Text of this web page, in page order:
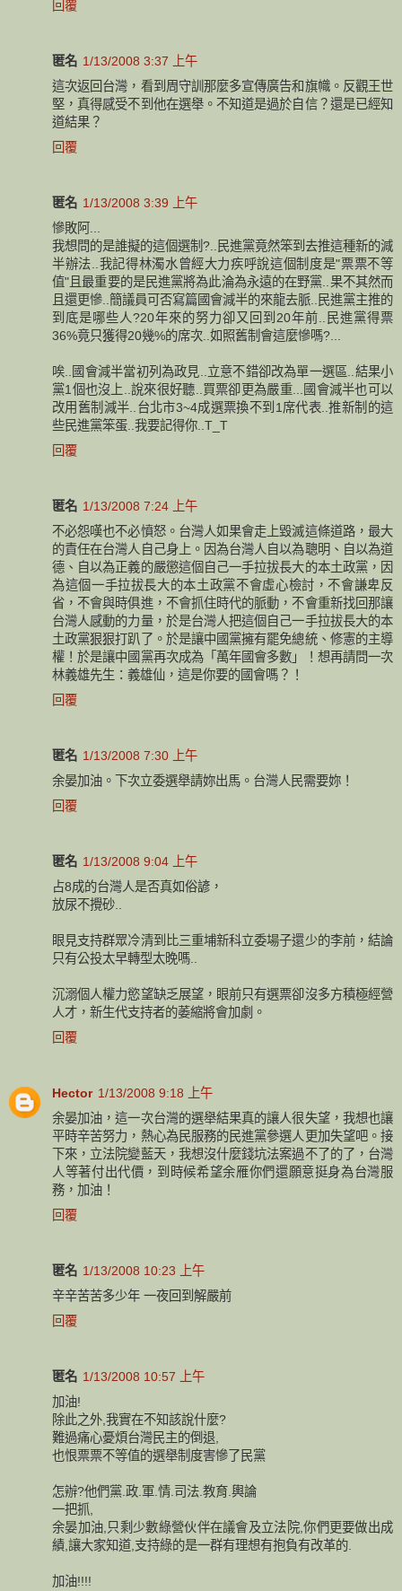
回覆
匿名 1/13/2008 3:37 上午
這次返回台灣，看到周守訓那麼多宣傳廣告和旗幟。反觀王世
堅，真得感受不到他在選舉。不知道是過於自信？還是已經知
道結果？
回覆
匿名 1/13/2008 3:39 上午
慘敗阿...
我想問的是誰擬的這個選制?..民進黨竟然笨到去推這種新的減
半辦法..我記得林濁水曾經大力疾呼說這個制度是"票票不等
值"且最重要的是民進黨將為此淪為永遠的在野黨..果不其然而
且還更慘..簡議員可否寫篇國會減半的來龍去脈..民進黨主推的
到底是哪些人?20年來的努力卻又回到20年前..民進黨得票
36%竟只獲得20幾%的席次..如照舊制會這麼慘嗎?...
唉..國會減半當初列為政見..立意不錯卻改為單一選區..結果小
黨1個也沒上..說來很好聽..買票卻更為嚴重...國會減半也可以
改用舊制減半..台北市3~4成選票換不到1席代表..推新制的這
些民進黨笨蛋..我要記得你..T_T
回覆
匿名 1/13/2008 7:24 上午
不必怨嘆也不必憤怒。台灣人如果會走上毀滅這條道路，最大
的責任在台灣人自己身上。因為台灣人自以為聰明、自以為道
德、自以為正義的嚴懲這個自己一手拉拔長大的本土政黨，因
為這個一手拉拔長大的本土政黨不會虛心檢討，不會謙卑反
省，不會與時俱進，不會抓住時代的脈動，不會重新找回那讓
台灣人感動的力量，於是台灣人把這個自己一手拉拔長大的本
土政黨狠狠打趴了。於是讓中國黨擁有罷免總統、修憲的主導
權！於是讓中國黨再次成為「萬年國會多數」！想再請問一次
林義雄先生：義雄仙，這是你要的國會嗎？！
回覆
匿名 1/13/2008 7:30 上午
余晏加油。下次立委選舉請妳出馬。台灣人民需要妳！
回覆
匿名 1/13/2008 9:04 上午
占8成的台灣人是否真如俗諺，
放尿不攪砂..
眼見支持群眾冷清到比三重埔新科立委場子還少的李前，結論
只有公投太早轉型太晚嗎..
沉溺個人權力慾望缺乏展望，眼前只有選票卻沒多方積極經營
人才，新生代支持者的萎縮將會加劇。
回覆
Hector 1/13/2008 9:18 上午
余晏加油，這一次台灣的選舉結果真的讓人很失望，我想也讓
平時辛苦努力，熱心為民服務的民進黨參選人更加失望吧。接
下來，立法院變藍天，我想沒什麼錢坑法案過不了的了，台灣
人等著付出代價，到時候希望余雁你們還願意挺身為台灣服
務，加油！
回覆
匿名 1/13/2008 10:23 上午
辛辛苦苦多少年 一夜回到解嚴前
回覆
匿名 1/13/2008 10:57 上午
加油!
除此之外,我實在不知該說什麼?
難過痛心憂煩台灣民主的倒退,
也恨票票不等值的選舉制度害慘了民黨
怎辦?他們黨.政.軍.情.司法.教育.輿論
一把抓,
余晏加油,只剩少數綠營伙伴在議會及立法院,你們更要做出成
績,讓大家知道,支持綠的是一群有理想有抱負有改革的.
加油!!!!